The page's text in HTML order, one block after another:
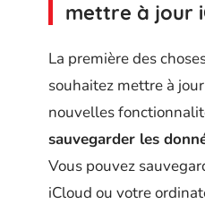
mettre à jour
La première des
souhaitez mettre à
nouvelles
sauvegarder les
Vous pouvez
iCloud ou votre